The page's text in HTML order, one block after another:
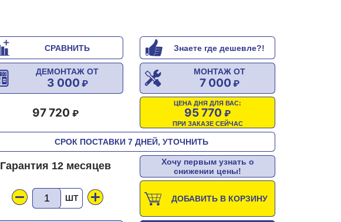
СРАВНИТЬ Знаете где дешевле?!
МОНТАЖ ОТ
7 000
ДЕМОНТАЖ ОТ
3 000
ЦЕНА ДНЯ ДЛЯ ВАС:
95 770
ПРИ ЗАКАЗЕ СЕЙЧАС
97 720
СРОК ПОСТАВКИ 7 ДНЕЙ, УТОЧНИТЬ
Гарантия 12 месяцев
Хочу первым узнать о
снижении цены!
ШТ ДОБАВИТЬ В КОРЗИНУ